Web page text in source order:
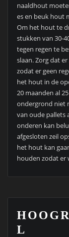
naaldhout
es en beuk hout
Om het hout te
stukken van 30-
tegen regen te
slaan. Zorg dat
zodat er geen
het hout in de
20 maanden al
ondergrond niet
van oude pallets
onderen kan
afgesloten zeil
het hout kan
houden zodat er
L